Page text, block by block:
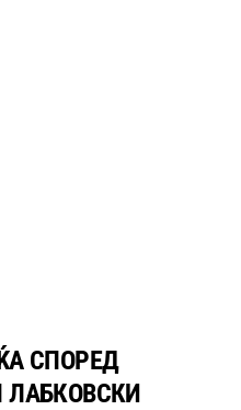
СПОРЕД
ЛАБКОВСКИ